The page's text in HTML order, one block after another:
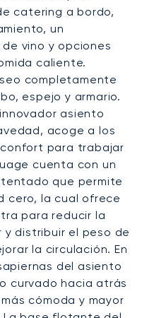
catering a bordo,
un
vino y opciones
caliente.
completamente
espejo y armario.
asiento
acoge a los
para trabajar
cuenta con un
que permite
cero, la cual ofrece
para reducir la
y distribuir el peso de
la circulación. En
del asiento
curvado hacia atrás
cómoda y mayor